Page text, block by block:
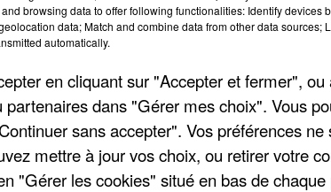
du parc d'attractions de Chessy
été grièvement blessé à la tête par une
de la mine. Le tribunal correctionnel de
charge contre la société Euro Disney,
sa part qu'il y a eu « violation
».
browsing data to offer following functionalities: Identify devices
data; Match and combine data from other data sources;
automatically.
en cliquant sur "Accepter et fermer",
partenaires dans "Gérer mes choix". Vous
sans accepter". Vos préférences
mettre à jour vos choix, ou retirer votre
"Gérer les cookies" situé en bas de chaque